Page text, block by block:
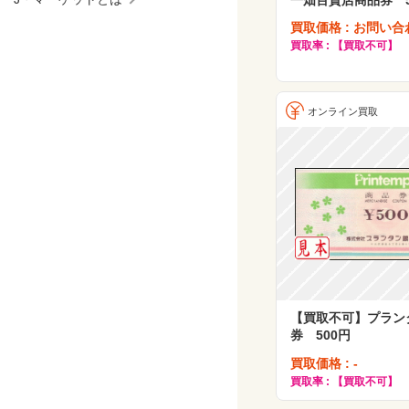
買取価格 : お問い合
買取率 : 【買取不可】
オンライン買取
【買取不可】プラ
券 500円
買取価格 : -
買取率 : 【買取不可】